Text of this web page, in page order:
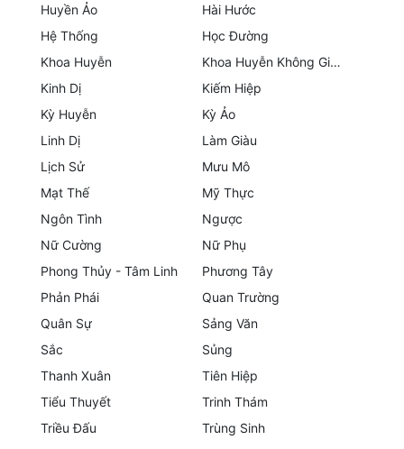
Làm Giàu
Lịch Sử
Mạt Thế
Mỹ Thực
Ngôn Tình
Nữ Phụ
Phong Thủy - Tâm Linh
Huyền Ảo
Hài Hước
Hệ Thống
Học Đường
Khoa Huyễn
Khoa Huyễn Không Gian
Kinh Dị
Kiếm Hiệp
Kỳ Huyễn
Kỳ Ảo
Linh Dị
Làm Giàu
Lịch Sử
Mưu Mô
Mạt Thế
Mỹ Thực
Ngôn Tình
Ngược
Nữ Cường
Nữ Phụ
Phong Thủy - Tâm Linh
Phương Tây
Phản Phái
Quan Trường
Quân Sự
Sảng Văn
Sắc
Sủng
Thanh Xuân
Tiên Hiệp
Tiểu Thuyết
Trinh Thám
Triều Đấu
Trùng Sinh